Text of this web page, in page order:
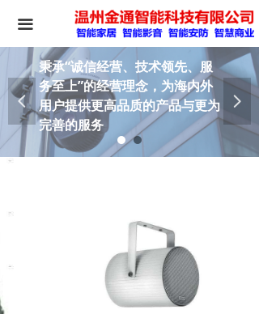
끀
秉承“诚信经营、技术领先、服
务至上”的经营理念，为海内外
用户提供更高品质的产品与更为
完善的服务
넳 넲